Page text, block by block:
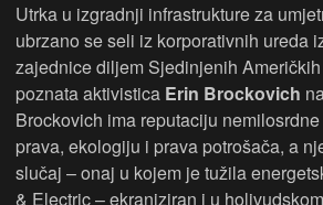
Utrka u izgradnji infrastrukture za
ubrzano se seli iz korporativnih ureda
zajednice diljem Sjedinjenih
poznata aktivistica Erin Brockovich
Brockovich ima reputaciju
prava, ekologiju i prava potrošača, a
slučaj – onaj u kojem je tužila
& Electric – ekraniziran i u